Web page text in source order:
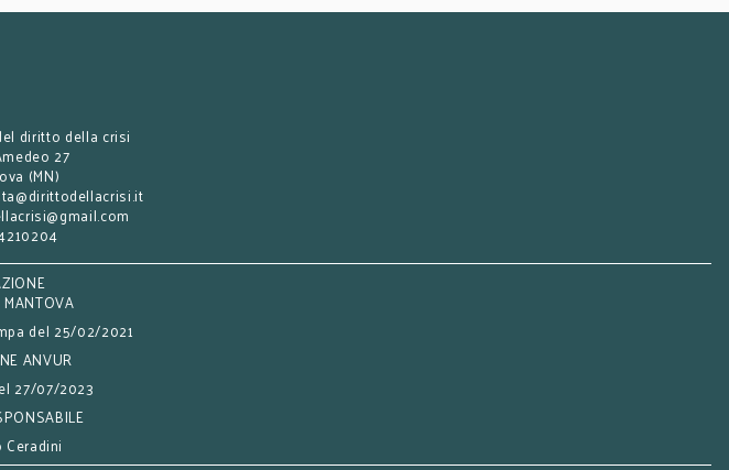
diritto della crisi
27
(MN)
del 25/02/2021
ANVUR
27/07/2023